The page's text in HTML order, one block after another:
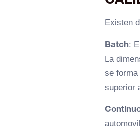
Existen
Batch:
La
se forma
superior